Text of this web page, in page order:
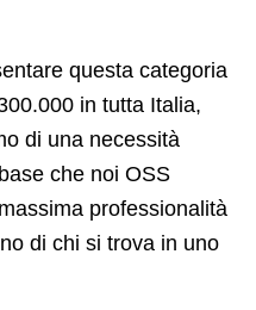
questa categoria
in tutta Italia,
di una necessità
che noi OSS
professionalità
di chi si trova in uno